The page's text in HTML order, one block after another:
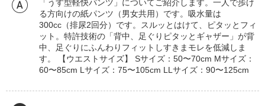
「うす型軽快パンツ」についてご紹介します。一人で歩け
る方向けの紙パンツ（男女共用）です。吸水量は
300cc（排尿2回分）です。スルッとはけて、ピタッとフィ
ット。特許技術の「背中、足ぐりピタッとギャザー」が背
中、足ぐりにふんわりフィットしすきまモレを低減しま
す。 【ウエストサイズ】 Sサイズ：50〜70cm Mサイズ：
60〜85cm Lサイズ：75〜105cm LLサイズ：90〜125cm